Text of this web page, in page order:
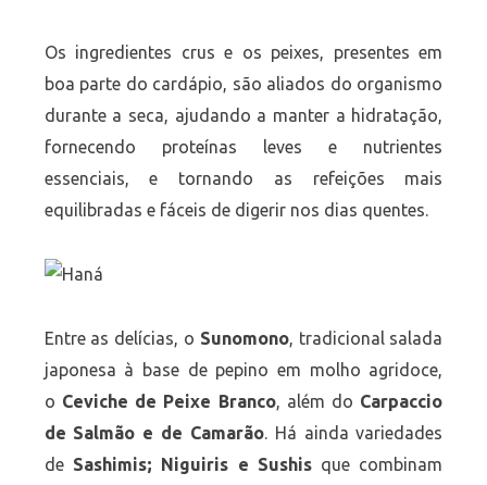
Os ingredientes crus e os peixes, presentes em
boa parte do cardápio, são aliados do organismo
durante a seca, ajudando a manter a hidratação,
fornecendo proteínas leves e nutrientes
essenciais, e tornando as refeições mais
equilibradas e fáceis de digerir nos dias quentes.
Entre as delícias, o Sunomono, tradicional salada
japonesa à base de pepino em molho agridoce,
o Ceviche de Peixe Branco, além do Carpaccio
de Salmão e de Camarão. Há ainda variedades
de Sashimis; Niguiris e Sushisque combinam